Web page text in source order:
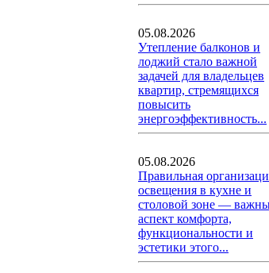
05.08.2026
Утепление балконов и
лоджий стало важной
задачей для владельцев
квартир, стремящихся
повысить
энергоэффективность...
05.08.2026
Правильная
освещения в кухне и
столовой зоне —
аспект комфорта,
функциональности и
эстетики этого...